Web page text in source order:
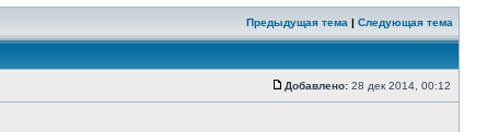
Предыдущая тема | Следующая тема
Добавлено: 28 дек 2014, 00:12